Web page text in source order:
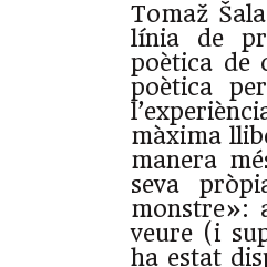
Tomaž
línia de
poètica de
poètica
màxima
manera
seva
monstre»:
veure (i
ha estat